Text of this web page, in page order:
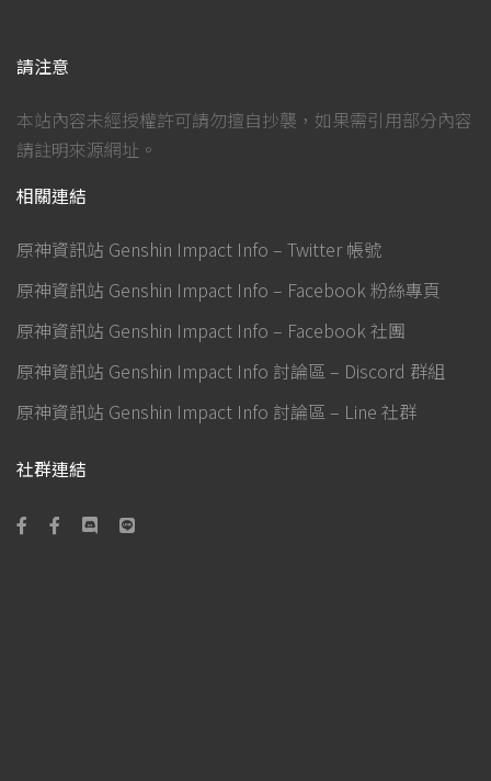
請注意
本站內容未經授權許可請勿擅自抄襲，如果需引用部分內容
請註明來源網址。
相關連結
原神資訊站 Genshin Impact Info – Twitter 帳號
原神資訊站 Genshin Impact Info – Facebook 粉絲專頁
原神資訊站 Genshin Impact Info – Facebook 社團
原神資訊站 Genshin Impact Info 討論區 – Discord 群組
原神資訊站 Genshin Impact Info 討論區 – Line 社群
社群連結